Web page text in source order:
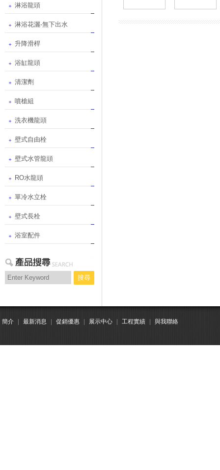
淋浴龍頭
淋浴花灑-無下出水
升降滑桿
浴缸龍頭
清潔劑
噴槍組
洗衣機龍頭
壁式自由栓
壁式水管龍頭
RO水龍頭
單冷水立栓
壁式長栓
浴室配件
搜尋
簡介 最新消息 促銷優惠 展示中心 工程實績 與我聯絡